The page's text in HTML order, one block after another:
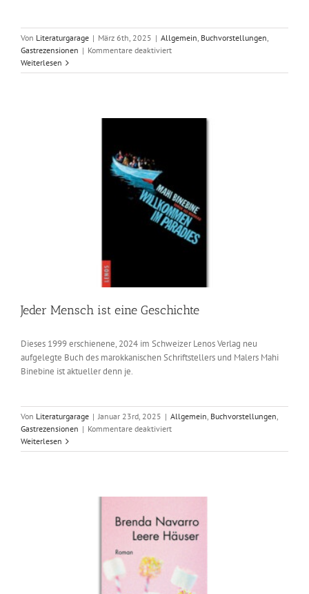
Von Literaturgarage | März 6th, 2025 | Allgemein, Buchvorstellungen,
Gastrezensionen | Kommentare deaktiviertfür
kurze
Weiterlesen
Jeder Mensch ist eine Geschichte
Dieses 1999 erschienene, 2024 im Schweizer Lenos Verlag neu
aufgelegte Buch des marokkanischen Schriftstellers und Malers Mahi
Binebine ist aktueller denn je.
Von Literaturgarage | Januar 23rd, 2025 | Allgemein, Buchvorstellungen,
Gastrezensionen | Kommentare deaktiviertfür
Mensch
Weiterlesen